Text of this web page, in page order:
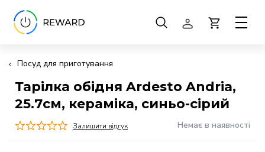
Посуд для приготування
Тарілка обідня Ardesto Andria,
25.7см, кераміка, синьо-сірий
Залишити відгук Немає в наявності